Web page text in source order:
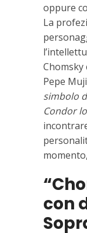
oppure
La
Chomsky
Pepe
simbolo
Condor
con